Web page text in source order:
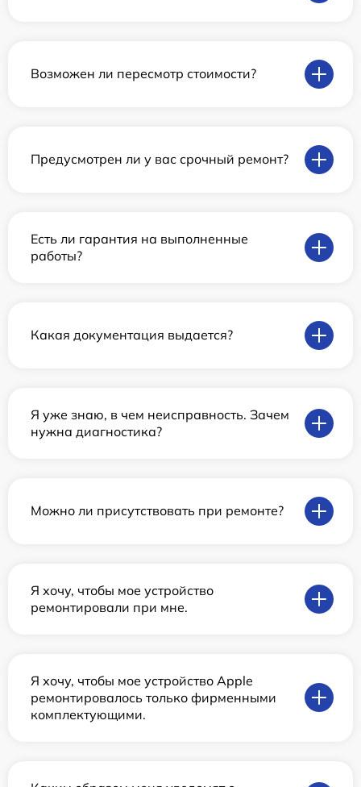
Возможен ли пересмотр стоимости?
Предусмотрен ли у вас срочный ремонт?
Есть ли гарантия на выполненные
работы?
Какая документация выдается?
Я уже знаю, в чем неисправность. Зачем
нужна диагностика?
Можно ли присутствовать при ремонте?
Я хочу, чтобы мое устройство
ремонтировали при мне.
Я хочу, чтобы мое устройство Apple
ремонтировалось только фирменными
комплектующими.